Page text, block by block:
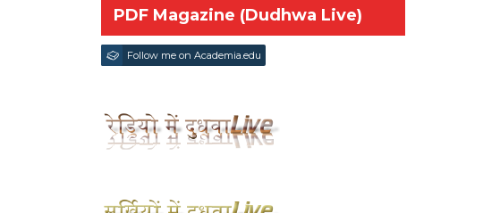
PDF Magazine (Dudhwa Live)
Follow me on Academia.edu